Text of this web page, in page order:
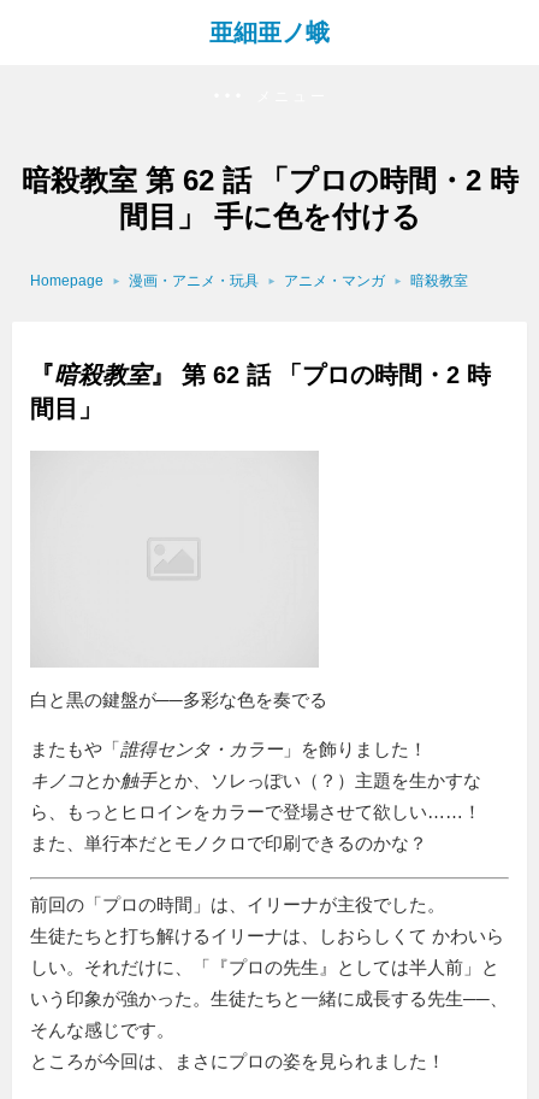
亜細亜ノ蛾
暗殺教室 第 62 話 「プロの時間・2 時
間目」 手に色を付ける
Homepage 漫画・アニメ・玩具 アニメ・マンガ 暗殺教室
『暗殺教室』 第 62 話 「プロの時間・2 時
間目」
白と黒の鍵盤が──多彩な色を奏でる
またもや「誰得センタ・カラー 」を飾りました！
キノコとか触手とか、ソレっぽい（？）主題を生かすな
ら、もっとヒロインをカラーで登場させて欲しい……！
また、単行本だとモノクロで印刷できるのかな？
前回の「プロの時間」は、イリーナが主役でした。
生徒たちと打ち解けるイリーナは、しおらしくて かわいら
しい。それだけに、「『プロの先生』としては半人前」と
いう印象が強かった。生徒たちと一緒に成長する先生──、
そんな感じです。
ところが今回は、まさにプロの姿を見られました！